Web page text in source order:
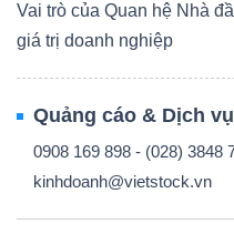
Vai trò của Quan hệ Nhà
giá trị doanh nghiệp
Quảng cáo & Dịch vụ
0908 169 898 - (028) 3848
kinhdoanh@vietstock.vn